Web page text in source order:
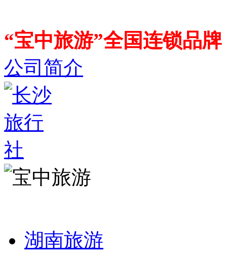
“宝中旅游”全国连锁品
公司简介
湖南旅游